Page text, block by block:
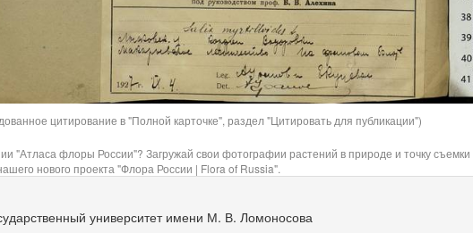
цитирование в "Полной карточке", раздел "Цитировать для публикации")
"Атласа флоры России"? Загружай свои фотографии растений в природе и точку съемки
нового проекта "Флора России | Flora of Russia".
университет имени М. В. Ломоносова